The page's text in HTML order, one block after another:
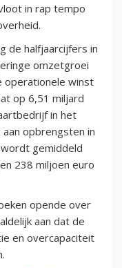
in rap tempo
de halfjaarcijfers in
omzetgroei
operationele winst
op 6,51 miljard
in het
opbrengsten in
gemiddeld
238 miljoen euro
opende over
aan dat de
en overcapaciteit